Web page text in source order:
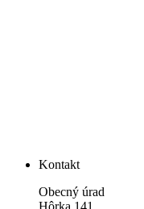
Kontakt
Obecný úrad